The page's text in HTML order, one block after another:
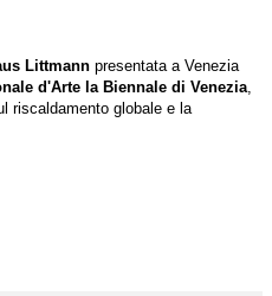
Littmann presentata a Venezia
d'Arte la Biennale di Venezia,
riscaldamento globale e la